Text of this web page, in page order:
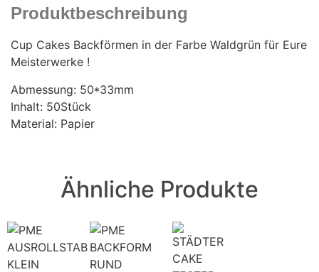
Produktbeschreibung
Cup Cakes Backförmen in der Farbe Waldgrün für Eure
Meisterwerke !
Abmessung: 50*33mm
Inhalt: 50Stück
Material: Papier
Ähnliche Produkte